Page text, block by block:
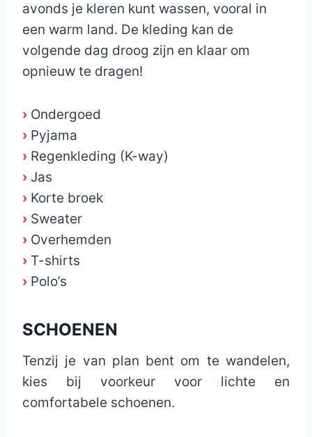
avonds je kleren kunt wassen, vooral in
een warm land. De kleding kan de
volgende dag droog zijn en klaar om
opnieuw te dragen!
› Ondergoed
› Pyjama
› Regenkleding (K-way)
› Jas
› Korte broek
› Sweater
› Overhemden
› T-shirts
› Polo’s
SCHOENEN
Tenzij je van plan bent om te wandelen,
kies bij voorkeur voor lichte en
comfortabele schoenen.